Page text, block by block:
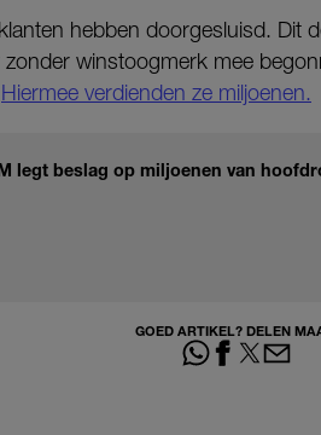
hebben doorgesluisd. Dit
winstoogmerk mee
Hiermee verdienden ze miljoenen.
legt beslag op miljoenen van
GOED ARTIKEL? DELEN